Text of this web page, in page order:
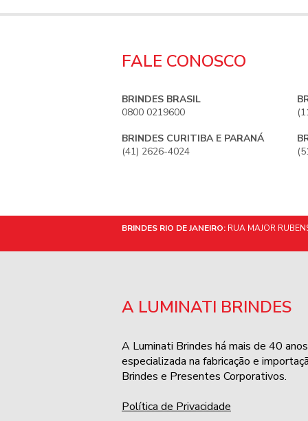
FALE CONOSCO
BRINDES BRASIL
0800 0219600
BRINDES CURITIBA E PARANÁ
(41) 2626-4024
BRINDES RIO DE JANEIRO: RUA MAJOR
A LUMINATI BRINDES
A Luminati Brindes há mais de 40
especializada na fabricação e
Brindes e Presentes Corporativos.
Política de Privacidade